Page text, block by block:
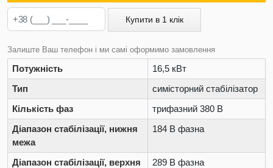
Купити в 1 клік
Залиште Ваш телефон і ми самі оформимо замовлення
Потужність
16,5 кВт
Тип
симісторний стабілізатор
Кількість фаз
трифазний 380 В
Діапазон стабілізації, нижня
межа
184 В фазна
Діапазон стабілізації, верхня
289 В фазна